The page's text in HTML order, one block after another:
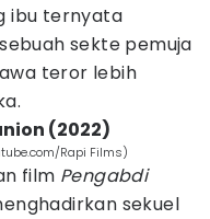
ibu ternyata
sekte pemuja
teror lebih
(2022)
Rapi Films)
film Pengabdi
sekuel